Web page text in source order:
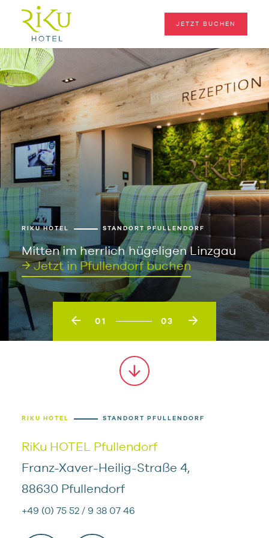
JETZT BUCHEN
01 03
RIKU HOTEL STANDORT PFULLENDORF
Mitten im herrlich hügeligen Linzgau
Jetzt in Pfullendorf buchen
RIKU HOTEL STANDORT PFULLENDORF
RiKu HOTEL Pfullendorf
Franz-Xaver-Heilig-Straße 4,
88630 Pfullendorf
+49 (0) 75 52 / 9 38 07 46